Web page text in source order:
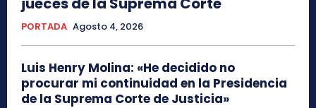
PORTADA Agosto 4, 2026
Luis Henry Molina: «He decidido no
procurar mi continuidad en la Presidencia
de la Suprema Corte de Justicia»